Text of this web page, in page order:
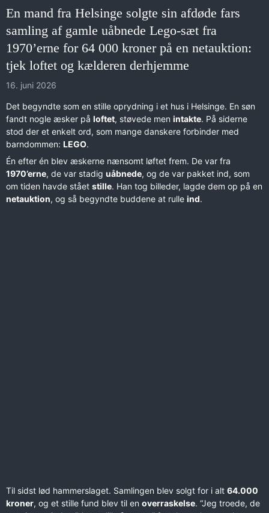
En mand fra Helsinge solgte sin afdøde fars
samling af gamle uåbnede Lego-sæt fra
1970ʼerne for 64 000 kroner på en netauktion:
tjek loftet og kælderen derhjemme
16. juni 2026
Det begyndte som en stille oprydning i et hus i Helsinge. En søn
fandt nogle æsker på loftet, støvede men intakte. På siderne
stod der et enkelt ord, som mange danskere forbinder med
barndommen: LEGO.
Én efter én blev æskerne nænsomt løftet frem. De var fra
1970’erne, de var stadig uåbnede, og de var pakket ind, som
om tiden havde stået stille. Han tog billeder, lagde dem op på en
netauktion, og så begyndte buddene at rulle ind.
Til sidst lød hammerslaget. Samlingen blev solgt for i alt 64.000
kroner, og et stille fund blev til en overraskelse. “Jeg troede, de